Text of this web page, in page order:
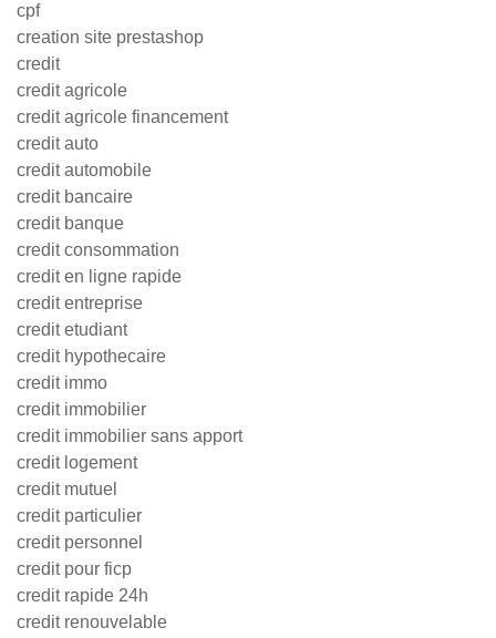
cpf
creation site prestashop
credit
credit agricole
credit agricole financement
credit auto
credit automobile
credit bancaire
credit banque
credit consommation
credit en ligne rapide
credit entreprise
credit etudiant
credit hypothecaire
credit immo
credit immobilier
credit immobilier sans apport
credit logement
credit mutuel
credit particulier
credit personnel
credit pour ficp
credit rapide 24h
credit renouvelable